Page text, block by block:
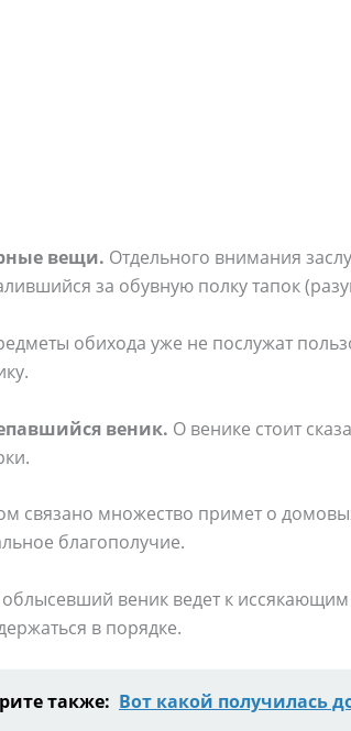
вещи. Отдельного внимания
за обувную полку тапок
обихода уже не послужат
веник. О венике стоит
связано множество примет о
благополучие.
веник ведет к
в порядке.
также: Вот какой получилась